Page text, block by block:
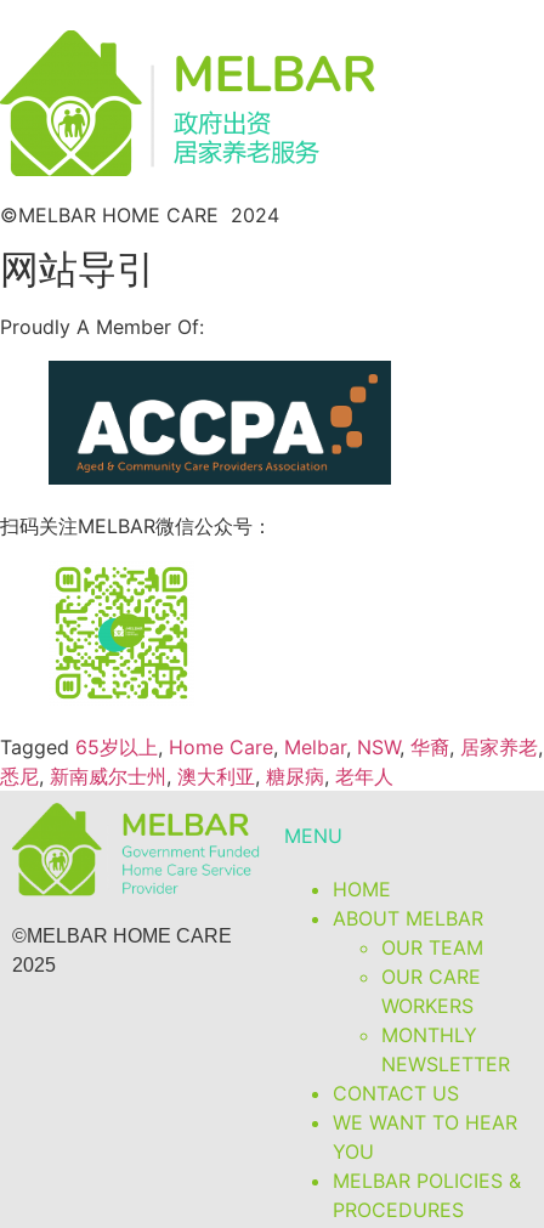
©MELBAR HOME CARE 2024
网站导引
Proudly A Member Of:
扫码关注MELBAR微信公众号：
Tagged 65岁以上, Home Care, Melbar, NSW, 华裔, 居家养老,
悉尼, 新南威尔士州 , 澳大利亚, 糖尿病, 老年人
©MELBAR HOME CARE
2025
MENU
HOME
ABOUT MELBAR
OUR TEAM
OUR CARE
WORKERS
MONTHLY
NEWSLETTER
CONTACT US
WE WANT TO HEAR
YOU
MELBAR POLICIES &
PROCEDURES